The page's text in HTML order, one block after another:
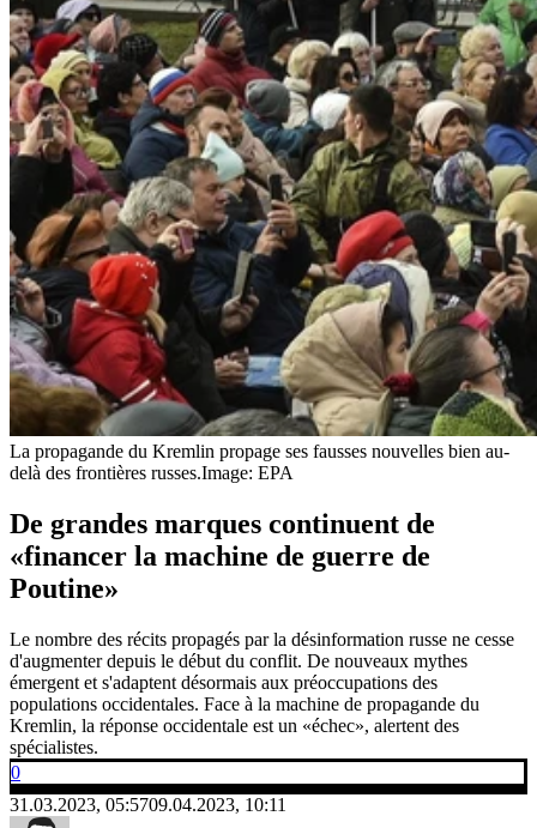
La propagande du Kremlin propage ses fausses nouvelles bien au-
delà des frontières russes.Image: EPA
De grandes marques continuent de
«financer la machine de guerre de
Poutine»
Le nombre des récits propagés par la désinformation russe ne cesse
d'augmenter depuis le début du conflit. De nouveaux mythes
émergent et s'adaptent désormais aux préoccupations des
populations occidentales. Face à la machine de propagande du
Kremlin, la réponse occidentale est un «échec», alertent des
spécialistes.
0
31.03.2023, 05:5709.04.2023, 10:11